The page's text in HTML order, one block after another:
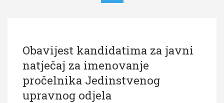
Vijesti
Obavijesti
Općina Hrvace
Obavijest kandidatima za javni
natječaj za imenovanje
pročelnika Jedinstvenog
upravnog odjela